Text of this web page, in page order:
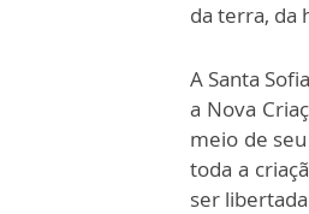
da terra, da
A Santa
a Nova
meio de
toda a
ser